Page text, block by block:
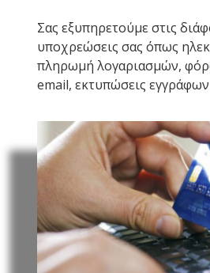
Σας εξυπηρετούμε στις
υποχρεώσεις σας όπως
πληρωμή λογαριασμών,
email, εκτυπώσεις εγγράφων